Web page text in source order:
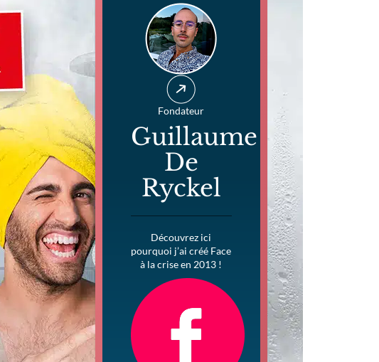
Fondateur
Guillaume
De
Ryckel
Découvrez ici
pourquoi j’ai créé Face
à la crise en 2013 !